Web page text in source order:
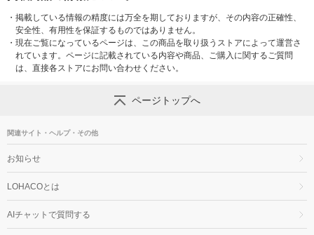
・ 掲載している情報の精度には万全を期しておりますが、その内容の正確性、
安全性、有用性を保証するものではありません。
・ 現在ご覧になっているページは、この商品を取り扱うストアによって運営さ
れています。ページに記載されている内容や商品、ご購入に関するご質問
は、直接各ストアにお問い合わせください。
ページトップへ
関連サイト・ヘルプ・その他
お知らせ
LOHACOとは
AIチャットで質問する